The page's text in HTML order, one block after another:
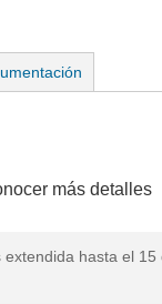
más detalles
extendida hasta el 15